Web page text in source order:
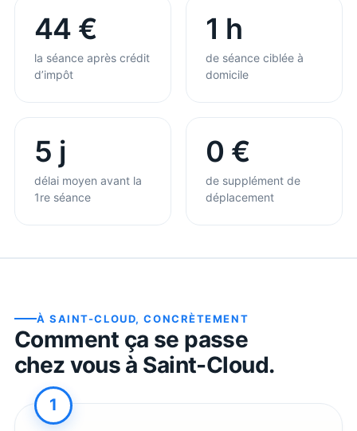
44 €
la séance après crédit
d’impôt
1 h
de séance ciblée à
domicile
5 j
délai moyen avant la
1re séance
0 €
de supplément de
déplacement
ÀSAINT-CLOUD, CONCRÈTEMENT
Comment ça se passe
chez vous à Saint-Cloud.
1